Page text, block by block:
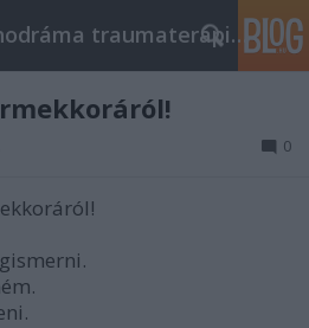
irodalmi pszichodráma traumaterápia pszichoterápia
0